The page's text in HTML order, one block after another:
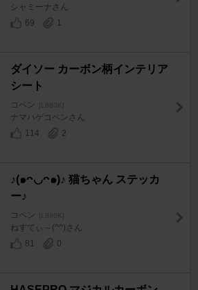
シャミーナさん
69
1
ダイソー カーボン柄インテリア
シート
コペン [L880K]
ナマハゲコペンさん
114
2
♪(๑ᴖ◡ᴖ๑)♪ 猫ちゃん ステッカ
ー♪
コペン [L880K]
ねすてぃ～(^^)さん
81
0